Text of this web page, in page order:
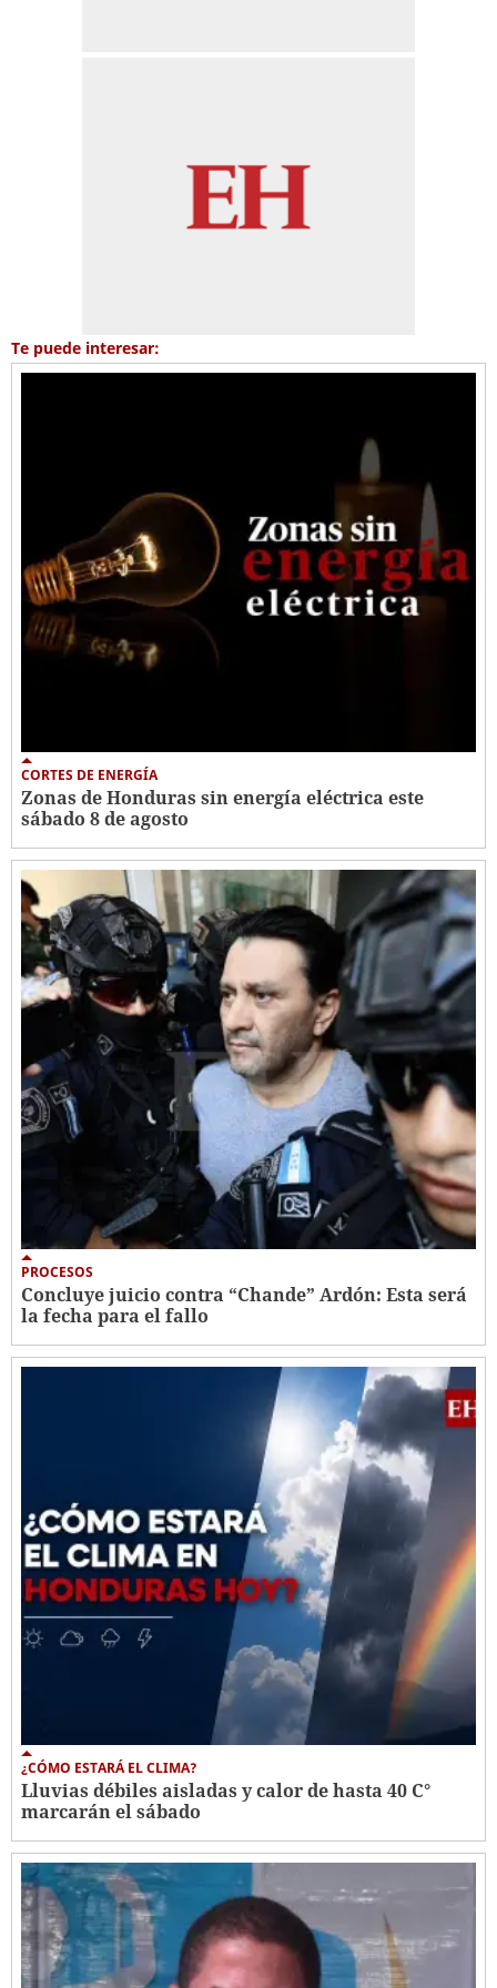
Te puede interesar:
CORTES DE ENERGÍA
Zonas de Honduras sin energía eléctrica este
sábado 8 de agosto
PROCESOS
Concluye juicio contra “Chande” Ardón: Esta será
la fecha para el fallo
¿CÓMO ESTARÁ EL CLIMA?
Lluvias débiles aisladas y calor de hasta 40 C°
marcarán el sábado